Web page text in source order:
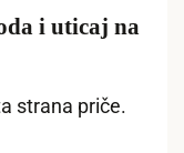
i uticaj na
strana priče.